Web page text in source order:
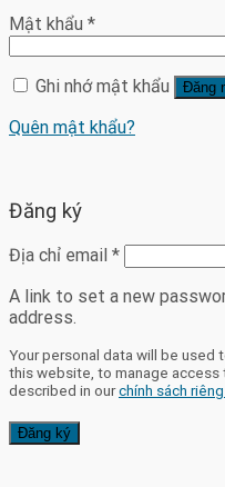
Mật khẩu *
Ghi nhớ mật khẩu Đăng
Quên mật khẩu?
Đăng ký
Địa chỉ email *
A link to set a new
address.
Your personal data will be
this website, to manage access
described in ourchính sách
Đăng ký